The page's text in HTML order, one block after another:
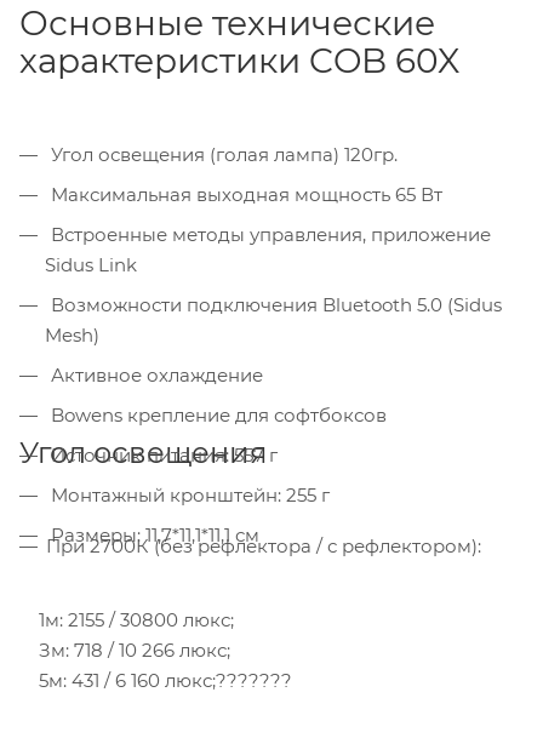
Основные технические
характеристики COB 60X
Угол освещения (голая лампа) 120гр.
Максимальная выходная мощность 65 Вт
Встроенные методы управления, приложение
Sidus Link
Возможности подключения Bluetooth 5.0 (Sidus
Mesh)
Активное охлаждение
Bowens крепление для софтбоксов
Источник питания: 557 г
Монтажный кронштейн: 255 г
Размеры: 11,7*11,1*11,1 см
Угол освещения
При 2700К (без рефлектора / с рефлектором):
1м: 2155 / 30800 люкс;
Зм: 718 / 10 266 люкс;
5м: 431 / 6 160 люкс;???????